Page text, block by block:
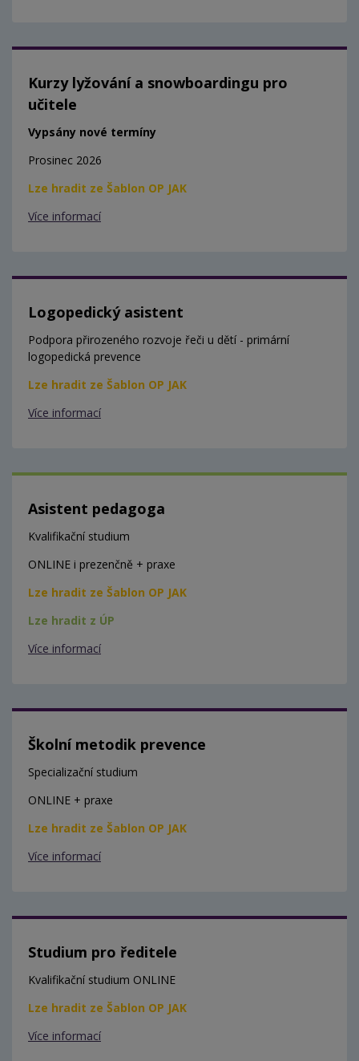
Kurzy lyžování a snowboardingu pro
učitele
Vypsány nové termíny
Prosinec 2026
Lze hradit ze Šablon OP JAK
Více informací
Logopedický asistent
Podpora přirozeného rozvoje řeči u dětí - primární
logopedická prevence
Lze hradit ze Šablon OP JAK
Více informací
Asistent pedagoga
Kvalifikační studium
ONLINE i prezenčně + praxe
Lze hradit ze Šablon OP JAK
Lze hradit z ÚP
Více informací
Školní metodik prevence
Specializační studium
ONLINE + praxe
Lze hradit ze Šablon OP JAK
Více informací
Studium pro ředitele
Kvalifikační studium ONLINE
Lze hradit ze Šablon OP JAK
Více informací